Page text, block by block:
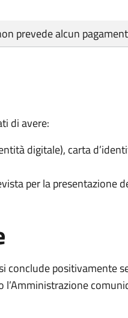
prevede alcun
di avere:
digitale), carta
per la presentazione
positivamente